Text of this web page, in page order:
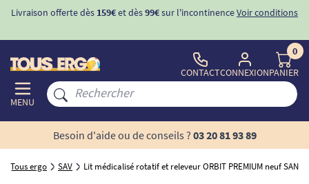
Livraison offerte dès 159€et dès99€sur l'incontinenceVoir conditions
MENU
CONTACTCONNEXION
0
PANIER
Besoin d'aide ou de conseils ? 03 20 81 93 89
Tous ergo SAV Lit médicalisé rotatif et releveur ORBIT PREMIUM neuf SANS